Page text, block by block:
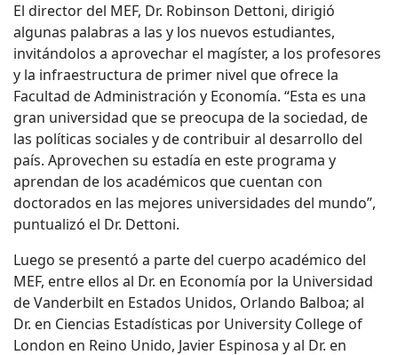
El director del MEF, Dr. Robinson Dettoni, dirigió
algunas palabras a las y los nuevos estudiantes,
invitándolos a aprovechar el magíster, a los profesores
y la infraestructura de primer nivel que ofrece la
Facultad de Administración y Economía. “Esta es una
gran universidad que se preocupa de la sociedad, de
las políticas sociales y de contribuir al desarrollo del
país. Aprovechen su estadía en este programa y
aprendan de los académicos que cuentan con
doctorados en las mejores universidades del mundo”,
puntualizó el Dr. Dettoni.
Luego se presentó a parte del cuerpo académico del
MEF, entre ellos al Dr. en Economía por la Universidad
de Vanderbilt en Estados Unidos, Orlando Balboa; al
Dr. en Ciencias Estadísticas por University College of
London en Reino Unido, Javier Espinosa y al Dr. en